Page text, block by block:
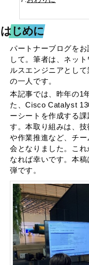
はじめに
パートナーブログを
して。筆者は、ネッ
ルスエンジニアとし
の一人です。
本記事では、昨年の1
た、Cisco Catalyst
ーシートを作成する
す。本取り組みは、
や作業推進など、チ
会となりました。こ
なれば幸いです。本
弾です。